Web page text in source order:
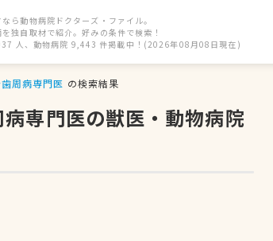
ら動物病院ドクターズ・ファイル。
独自取材で紹介。好みの条件で検索！
人、動物病院 9,443 件掲載中！(2026年08月08日現在)
周病専門医 の検索結果
専門医の獣医・動物病院